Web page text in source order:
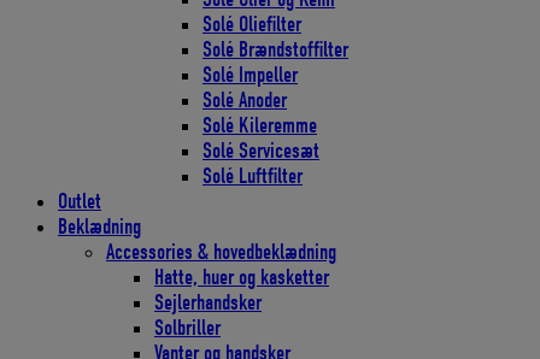
Solé Oliefilter
Solé Brændstoffilter
Solé Impeller
Solé Anoder
Solé Kileremme
Solé Servicesæt
Solé Luftfilter
Outlet
Beklædning
Accessories & hovedbeklædning
Hatte, huer og kasketter
Sejlerhandsker
Solbriller
Vanter og handsker